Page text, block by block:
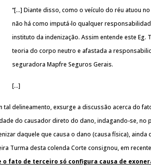
“[…] Diante disso, como o veículo do réu atuou
não há como imputá-lo qualquer
instituto da indenização. Assim entende este Eg.
teoria do corpo neutro e afastada a
seguradora Mapfre Seguros Gerais.
[…]
tal delineamento, exsurge a discussão acerca do
do causador direto do dano, indagando-se, no
daquele que causa o dano (causa física),
Turma desta colenda Corte consignou, em
o fato de terceiro só configura causa de